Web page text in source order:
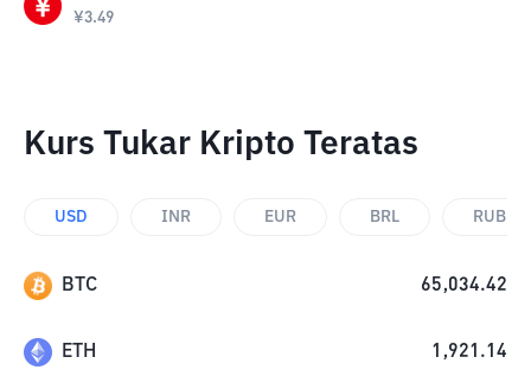
¥3.49
Kurs Tukar Kripto Teratas
USD INR EUR BRL RUB
BTC 65,034.42
ETH 1,921.14